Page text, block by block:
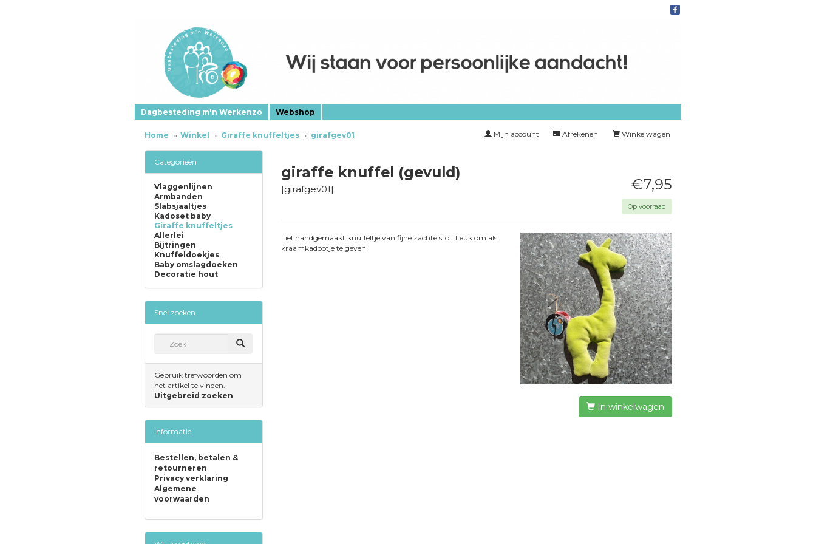
Dagbesteding m'n Werkenzo Webshop
Home Winkel Giraffe knuffeltjes girafgev01 Winkelwagen
Afrekenen
Mijn account
€7,95
Op voorraad
giraffe knuffel (gevuld)
[girafgev01]
Lief handgemaakt knuffeltje van fijne zachte stof. Leuk om als
kraamkadootje te geven!
In winkelwagen
Categorieën
Vlaggenlijnen
Armbanden
Slabsjaaltjes
Kadoset baby
Giraffe knuffeltjes
Allerlei
Bijtringen
Knuffeldoekjes
Baby omslagdoeken
Decoratie hout
Snel zoeken
Gebruik trefwoorden om
het artikel te vinden.
Uitgebreid zoeken
Informatie
Bestellen, betalen &
retourneren
Privacy verklaring
Algemene
voorwaarden